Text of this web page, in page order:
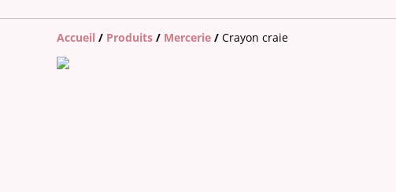
Accueil / Produits / Mercerie / Crayon craie